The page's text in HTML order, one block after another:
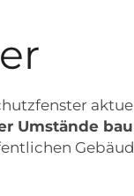
Umstände